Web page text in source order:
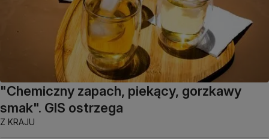
"Chemiczny zapach, piekący, gorzkawy
smak". GIS ostrzega
Z KRAJU